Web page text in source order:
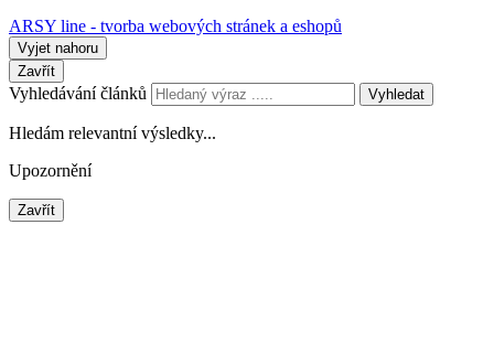
ARSY line - tvorba webových stránek a eshopů
Vyjet nahoru
Zavřít
Vyhledávání článků Vyhledat
Hledám relevantní výsledky...
Upozornění
Zavřít